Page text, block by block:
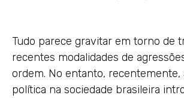
Tudo parece gravitar em torno de
recentes modalidades de
ordem. No entanto, recentemente,
política na sociedade brasileira